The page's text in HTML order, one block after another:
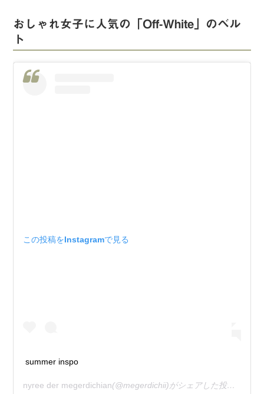
おしゃれ女子に人気の「Off-White」のベル
ト
この投稿をInstagramで見る
summer inspo
nyree der megerdichian(@megerdichii)がシェアした投稿 –